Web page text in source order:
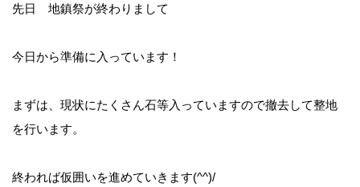
先日 地鎮祭が終わりまして
今日から準備に入っています！
まずは、現状にたくさん石等入っていますので撤去して整地
を行います。
終われば仮囲いを進めていきます(^^)/